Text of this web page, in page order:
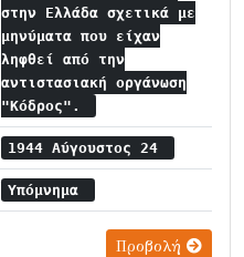
στην Ελλάδα σχετικά με
μηνύματα που είχαν
ληφθεί από την
αντιστασιακή οργάνωση
"Κόδρος".
1944 Αύγουστος 24
Υπόμνημα
Προβολή